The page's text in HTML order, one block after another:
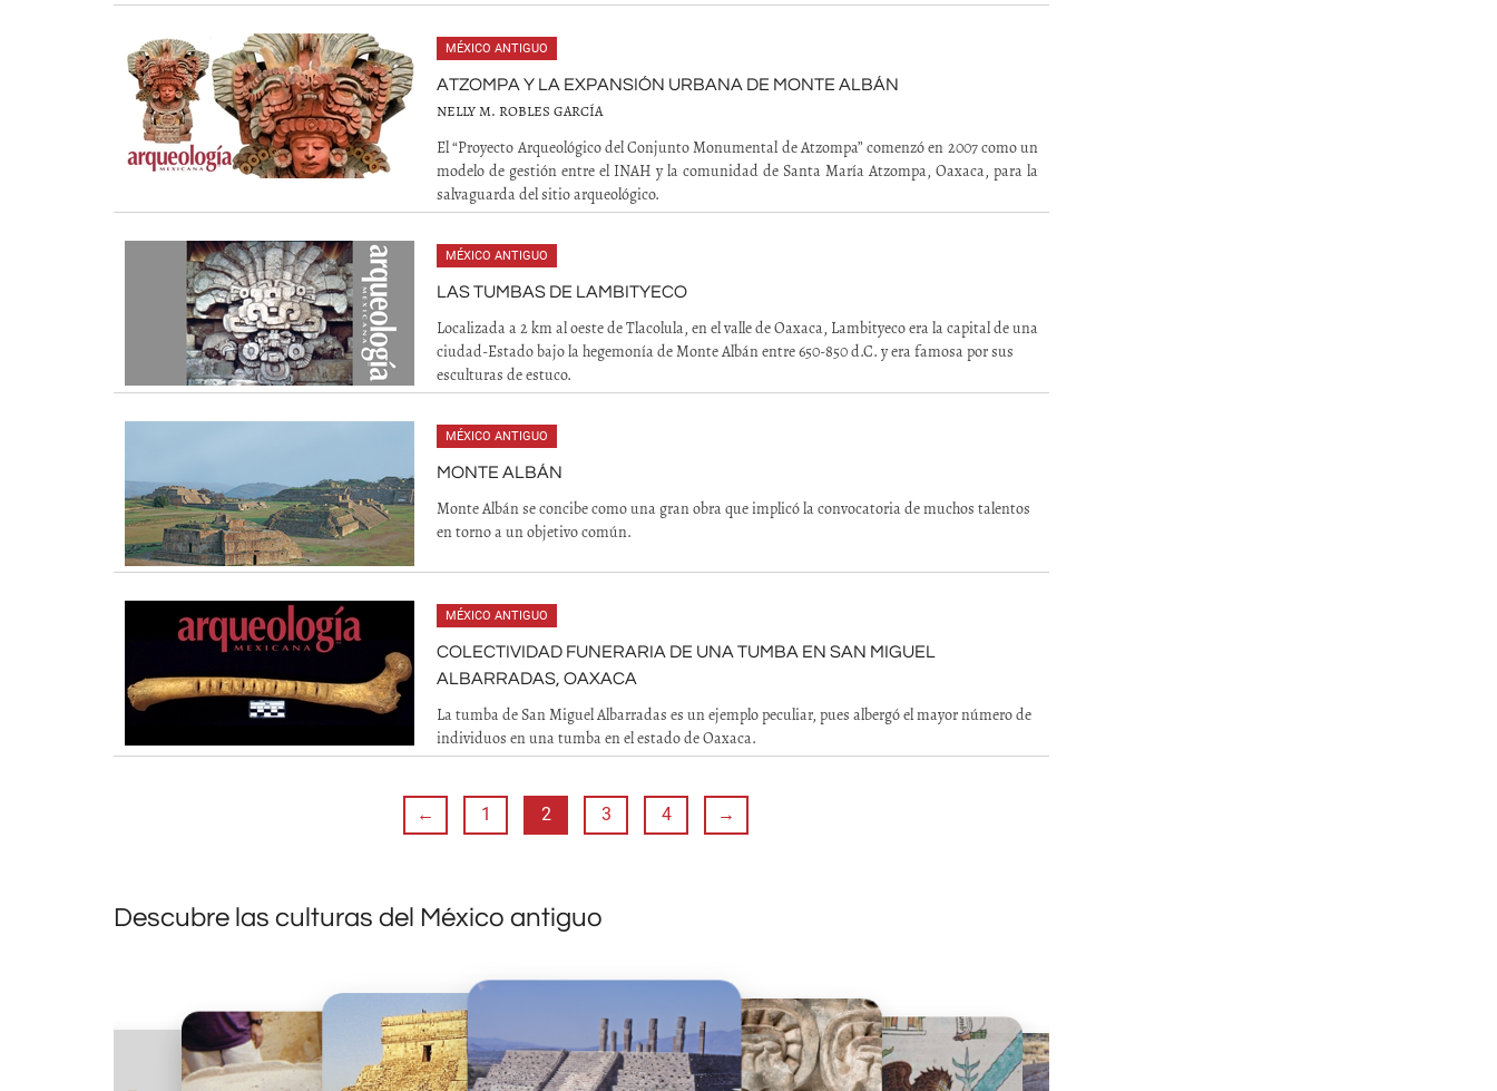
MÉXICO ANTIGUO
ATZOMPA Y LA EXPANSIÓN URBANA DE MONTE ALBÁN
NELLY M. ROBLES GARCÍA
El “Proyecto Arqueológico del Conjunto Monumental de Atzompa” comenzó en 2007 como un
modelo de gestión entre el INAH y la comunidad de Santa María Atzompa, Oaxaca, para la
salvaguarda del sitio arqueológico.
MÉXICO ANTIGUO
LAS TUMBAS DE LAMBITYECO
Localizada a 2 km al oeste de Tlacolula, en el valle de Oaxaca, Lambityeco era la capital de una
ciudad-Estado bajo la hegemonía de Monte Albán entre 650-850 d.C. y era famosa por sus
esculturas de estuco.
MÉXICO ANTIGUO
MONTE ALBÁN
Monte Albán se concibe como una gran obra que implicó la convocatoria de muchos talentos
en torno a un objetivo común.
MÉXICO ANTIGUO
COLECTIVIDAD FUNERARIA DE UNA TUMBA EN SAN MIGUEL
ALBARRADAS, OAXACA
La tumba de San Miguel Albarradas es un ejemplo peculiar, pues albergó el mayor número de
individuos en una tumba en el estado de Oaxaca.
← 1 2 3 4 →
Descubre las culturas del México antiguo